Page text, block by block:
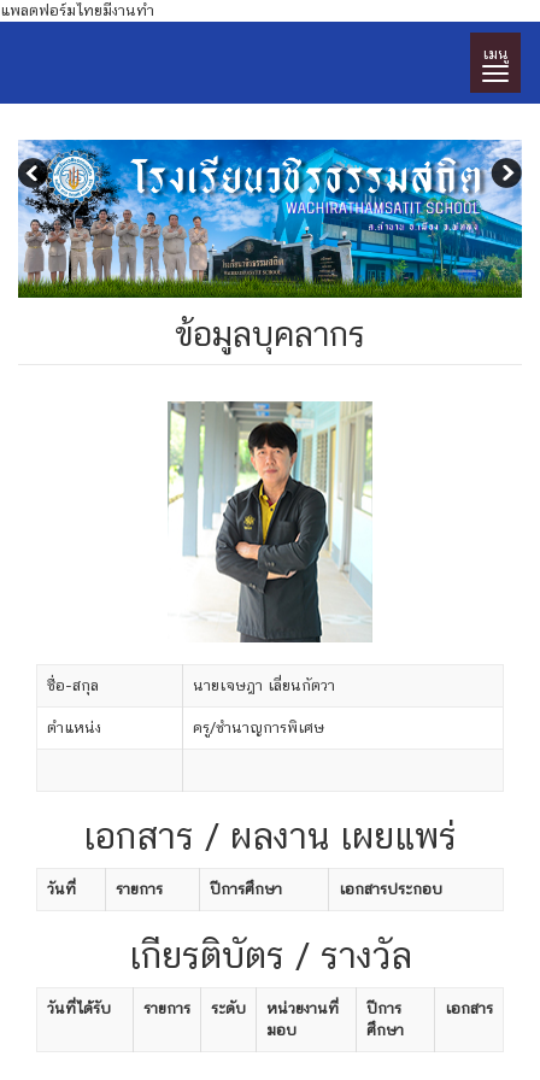
แพลตฟอร์มไทยมีงานทำ
เมนู
ข้อมูลบุคลากร
ชื่อ-สกุล นายเจษฎา เลี่ยนกัตวา
ตำแหน่ง ครู/ชำนาญการพิเศษ
เอกสาร / ผลงาน เผยแพร่
วันที่ รายการ ปีการศึกษา เอกสารประกอบ
เกียรติบัตร / รางวัล
วันที่ได้รับ รายการ ระดับ
หน่วยงานที่
มอบ
ปีการ
ศึกษา
เอกสาร